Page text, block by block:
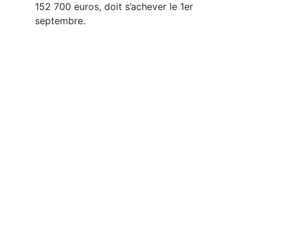
152 700 euros, doit s’achever le 1er
septembre.